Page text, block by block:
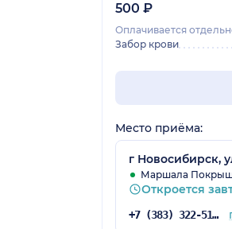
500 ₽
Оплачивается
Забор крови
Место приёма:
г Новосибирск,
Маршала
Откроется
+7 (383) 322-51-84